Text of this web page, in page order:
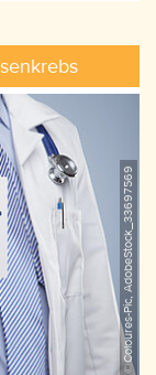
©Coloures-Pic, AdobeStock_33697569